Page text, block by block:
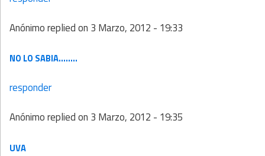
Anónimoreplied on 3 Marzo, 2012 - 19:33
NO LO SABIA........
responder
Anónimoreplied on 3 Marzo, 2012 - 19:35
UVA